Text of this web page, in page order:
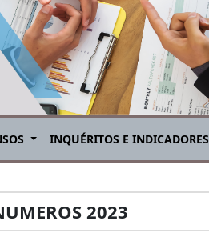
INQUÉRITOS E INDICADORES
2023